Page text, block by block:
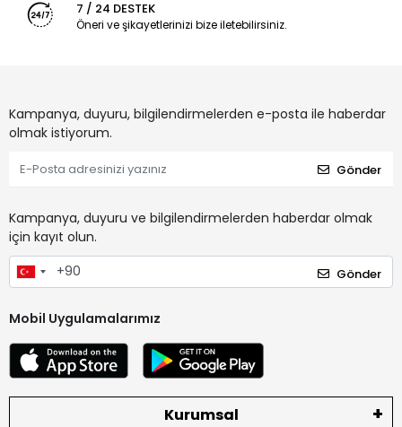
7 / 24 DESTEK
Öneri ve şikayetlerinizi bize iletebilirsiniz.
Kampanya, duyuru, bilgilendirmelerden e-posta ile haberdar
olmak istiyorum.
Gönder
Kampanya, duyuru ve bilgilendirmelerden haberdar olmak
için kayıt olun.
Gönder
Mobil Uygulamalarımız
Kurumsal